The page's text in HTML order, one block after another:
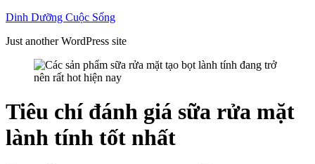
Skip
content
Dinh Dưỡng Cuộc Sống
Just another WordPress site
Tiêu chí đánh giá sữa rửa mặt
lành tính tốt nhất